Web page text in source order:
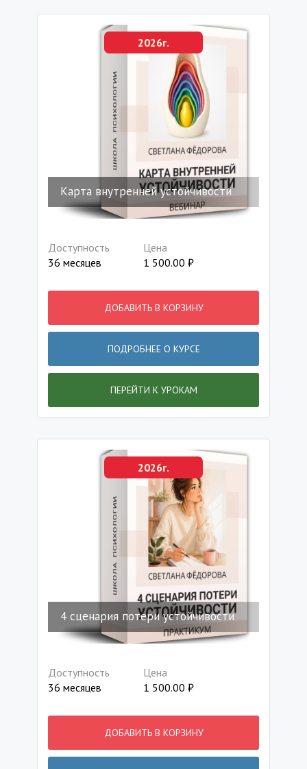
2026г.
Карта внутренней устойчивости
Доступность
36 месяцев
Цена
1 500.00 ₽
ДОБАВИТЬ В КОРЗИНУ
ПОДРОБНЕЕ О КУРСЕ
ПЕРЕЙТИ К УРОКАМ
2026г.
4 сценария потери устойчивости
Доступность
36 месяцев
Цена
1 500.00 ₽
ДОБАВИТЬ В КОРЗИНУ